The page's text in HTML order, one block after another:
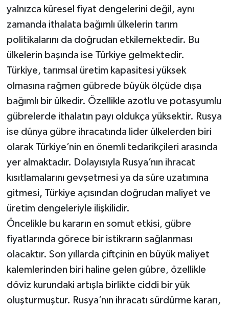
yalnızca küresel fiyat dengelerini değil, aynı
zamanda ithalata bağımlı ülkelerin tarım
politikalarını da doğrudan etkilemektedir. Bu
ülkelerin başında ise Türkiye gelmektedir.
Türkiye, tarımsal üretim kapasitesi yüksek
olmasına rağmen gübrede büyük ölçüde dışa
bağımlı bir ülkedir. Özellikle azotlu ve potasyumlu
gübrelerde ithalatın payı oldukça yüksektir. Rusya
ise dünya gübre ihracatında lider ülkelerden biri
olarak Türkiye’nin en önemli tedarikçileri arasında
yer almaktadır. Dolayısıyla Rusya’nın ihracat
kısıtlamalarını gevşetmesi ya da süre uzatımına
gitmesi, Türkiye açısından doğrudan maliyet ve
üretim dengeleriyle ilişkilidir.
Öncelikle bu kararın en somut etkisi, gübre
fiyatlarında görece bir istikrarın sağlanması
olacaktır. Son yıllarda çiftçinin en büyük maliyet
kalemlerinden biri haline gelen gübre, özellikle
döviz kurundaki artışla birlikte ciddi bir yük
oluşturmuştur. Rusya’nın ihracatı sürdürme kararı,